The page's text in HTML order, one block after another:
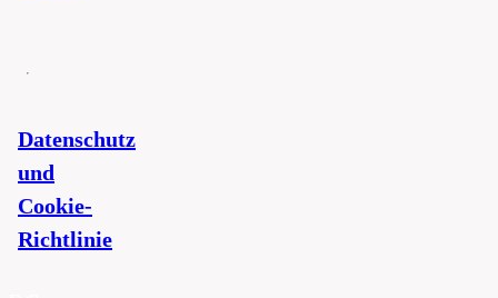
Datenschutz
und
Cookie-
Richtlinie